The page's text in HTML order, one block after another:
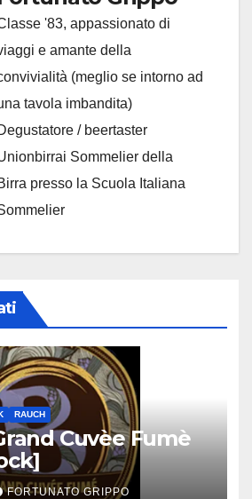
'83, appassionato di
e amante della
(meglio se intorno ad
tavola imbandita)
/ beertaster
Sommelier della
presso la Scuola Italiana
RAUCH
Cuvèe Fumè
FORTUNATO GRIPPO